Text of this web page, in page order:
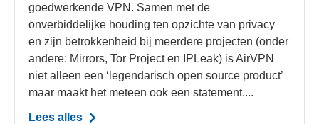
goedwerkende VPN. Samen met de
onverbiddelijke houding ten opzichte van privacy
en zijn betrokkenheid bij meerdere projecten (onder
andere: Mirrors, Tor Project en IPLeak) is AirVPN
niet alleen een ‘legendarisch open source product’
maar maakt het meteen ook een statement....
Lees alles